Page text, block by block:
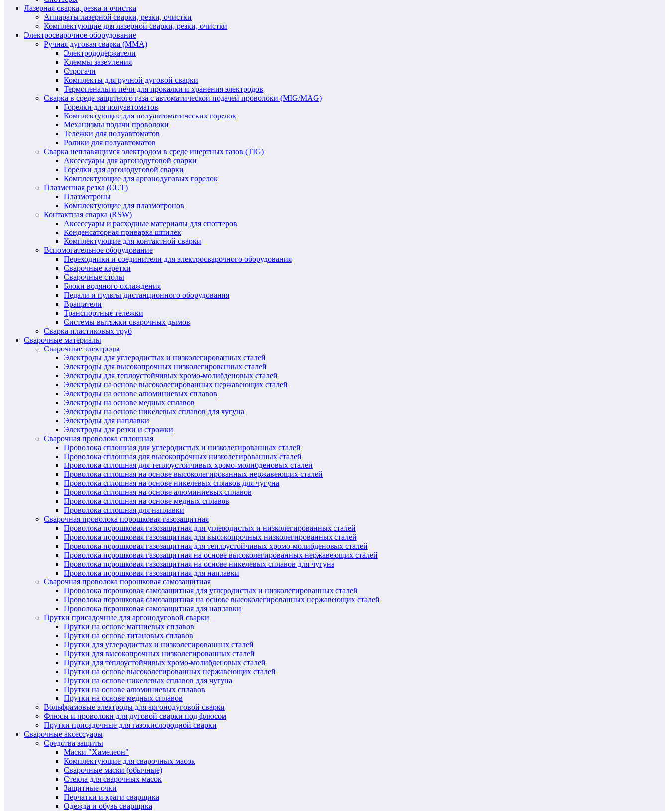
Лазерная сварка, резка и очистка
Аппараты лазерной сварки, резки, очистки
Комплектующие для лазерной сварки, резки, очистки
Электросварочное оборудование
Ручная дуговая сварка (MMA)
Электрододержатели
Клеммы заземления
Строгачи
Комплекты для ручной дуговой сварки
Термопеналы и печи для прокалки и хранения электродов
Сварка в среде защитного газа с автоматической подачей проволоки (MIG/MAG)
Горелки для полуавтоматов
Комплектующие для полуавтоматических горелок
Механизмы подачи проволоки
Тележки для полуавтоматов
Ролики для полуавтоматов
Сварка неплавящимся электродом в среде инертных газов (TIG)
Аксессуары для аргонодуговой сварки
Горелки для аргонодуговой сварки
Комплектующие для аргонодуговых горелок
Плазменная резка (CUT)
Плазмотроны
Комплектующие для плазмотронов
Контактная сварка (RSW)
Аксессуары и расходные материалы для споттеров
Конденсаторная приварка шпилек
Комплектующие для контактной сварки
Вспомогательное оборудование
Переходники и соединители для электросварочного оборудования
Сварочные каретки
Сварочные столы
Блоки водяного охлаждения
Педали и пульты дистанционного оборудования
Вращатели
Транспортные тележки
Системы вытяжки сварочных дымов
Сварка пластиковых труб
Сварочные материалы
Сварочные электроды
Электроды для углеродистых и низколегированных сталей
Электроды для высокопрочных низколегированных сталей
Электроды для теплоустойчивых хромо-молибденовых сталей
Электроды на основе высоколегированных нержавеющих сталей
Электроды на основе алюминиевых сплавов
Электроды на основе медных сплавов
Электроды на основе никелевых сплавов для чугуна
Электроды для наплавки
Электроды для резки и строжки
Сварочная проволока сплошная
Проволока сплошная для углеродистых и низколегированных сталей
Проволока сплошная для высокопрочных низколегированных сталей
Проволока сплошная для теплоустойчивых хромо-молибденовых сталей
Проволока сплошная на основе высоколегированных нержавеющих сталей
Проволока сплошная на основе никелевых сплавов для чугуна
Проволока сплошная на основе алюминиевых сплавов
Проволока сплошная на основе медных сплавов
Проволока сплошная для наплавки
Сварочная проволока порошковая газозащитная
Проволока порошковая газозащитная для углеродистых и низколегированных сталей
Проволока порошковая газозащитная для высокопрочных низколегированных сталей
Проволока порошковая газозащитная для теплоустойчивых хромо-молибденовых сталей
Проволока порошковая газозащитная на основе высоколегированных нержавеющих сталей
Проволока порошковая газозащитная на основе никелевых сплавов для чугуна
Проволока порошковая газозащитная для наплавки
Сварочная проволока порошковая самозащитная
Проволока порошковая самозащитная для углеродистых и низколегированных сталей
Проволока порошковая самозащитная на основе высоколегированных нержавеющих сталей
Проволока порошковая самозащитная для наплавки
Прутки присадочные для аргонодуговой сварки
Прутки на основе магниевых сплавов
Прутки на основе титановых сплавов
Прутки для углеродистых и низколегированных сталей
Прутки для высокопрочных низколегированных сталей
Прутки для теплоустойчивых хромо-молибденовых сталей
Прутки на основе высоколегированных нержавеющих сталей
Прутки на основе никелевых сплавов для чугуна
Прутки на основе алюминиевых сплавов
Прутки на основе медных сплавов
Вольфрамовые электроды для аргонодуговой сварки
Флюсы и проволоки для дуговой сварки под флюсом
Прутки присадочные для газокислородной сварки
Сварочные аксессуары
Средства защиты
Маски "Хамелеон"
Комплектующие для сварочных масок
Сварочные маски (обычные)
Стекла для сварочных масок
Защитные очки
Перчатки и краги сварщика
Одежда и обувь сварщика